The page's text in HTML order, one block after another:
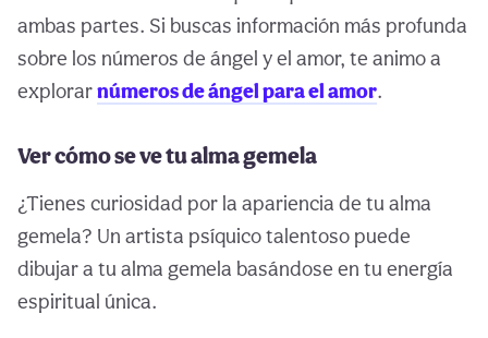
ambas partes. Si buscas información más profunda
sobre los números de ángel y el amor, te animo a
explorarnúmeros de ángel para el amor.
Ver cómo se ve tu alma gemela
¿Tienes curiosidad por la apariencia de tu alma
gemela? Un artista psíquico talentoso puede
dibujar a tu alma gemela basándose en tu energía
espiritual única.